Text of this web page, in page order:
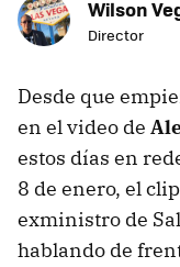
Wilson
Director
Desde que
en el video de
estos días en
8 de enero, el
exministro de
hablando de